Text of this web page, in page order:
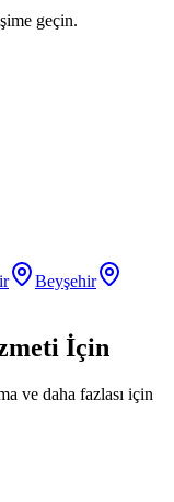
geçin.
Beyşehir
İçin
ve daha fazlası için